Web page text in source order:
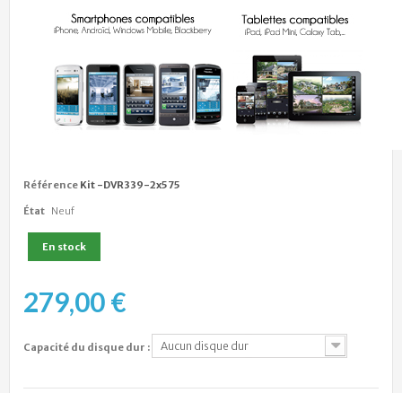
Référence Kit -DVR339-2x575
État Neuf
En stock
279,00 €
Capacité du disque dur : Aucun disque dur